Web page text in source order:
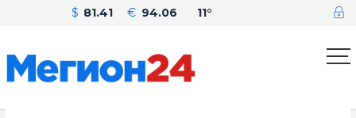
$ 81.41 € 94.06 11°